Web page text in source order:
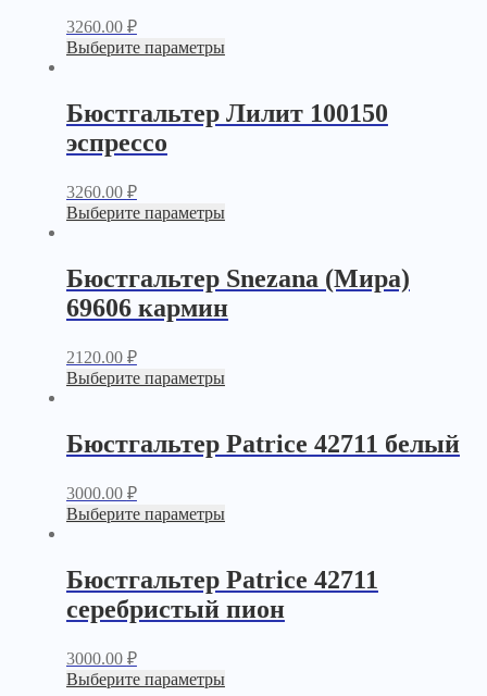
3260.00 ₽
Выберите параметры
Бюстгальтер Лилит 100150
эспрессо
3260.00 ₽
Выберите параметры
Бюстгальтер Snezana (Мира)
69606 кармин
2120.00 ₽
Выберите параметры
Бюстгальтер Patrice 42711 белый
3000.00 ₽
Выберите параметры
Бюстгальтер Patrice 42711
серебристый пион
3000.00 ₽
Выберите параметры